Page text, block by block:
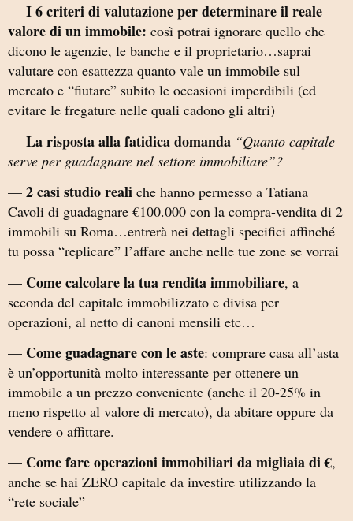
— I 6 criteri di valutazione per determinare il reale
valore di un immobile: così potrai ignorare quello che
dicono le agenzie, le banche e il proprietario…saprai
valutare con esattezza quanto vale un immobile sul
mercato e “fiutare” subito le occasioni imperdibili (ed
evitare le fregature nelle quali cadono gli altri)
— La risposta alla fatidica domanda “Quanto capitale
serve per guadagnare nel settore immobiliare”?
— 2 casi studio reali che hanno permesso a Tatiana
Cavoli di guadagnare €100.000 con la compra-vendita di 2
immobili su Roma…entrerà nei dettagli specifici affinché
tu possa “replicare” l’affare anche nelle tue zone se vorrai
— Come calcolare la tua rendita immobiliare, a
seconda del capitale immobilizzato e divisa per
operazioni, al netto di canoni mensili etc…
— Come guadagnare con le aste: comprare casa all’asta
è un’opportunità molto interessante per ottenere un
immobile a un prezzo conveniente (anche il 20-25% in
meno rispetto al valore di mercato), da abitare oppure da
vendere o affittare.
— Come fare operazioni immobiliari da migliaia di €,
anche se hai ZERO capitale da investire utilizzando la
“rete sociale”